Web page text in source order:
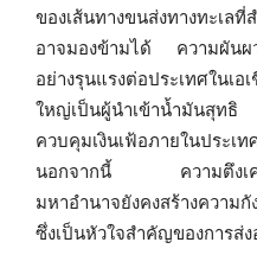
ของเส้นทางขนส่งทางทะเล
อาจมองข้ามได้ ความผันผ
อย่างรุนแรงต่อประเทศใน
ใหญ่เป็นผู้นำเข้าน้ำมันสุ
ควบคุมเงินเฟ้อภายในประเ
นอกจากนี้ ความตึงเครีย
มหาอำนาจยังคงสร้างความ
ซึ่งเป็นหัวใจสำคัญของการส่